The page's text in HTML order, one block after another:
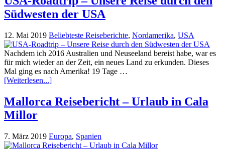
Südwesten der USA
12. Mai 2019 Beliebteste Reiseberichte, Nordamerika, USA
Nachdem ich 2016 Australien und Neuseeland bereist habe, war es
für mich wieder an der Zeit, ein neues Land zu erkunden. Dieses
Mal ging es nach Amerika! 19 Tage …
[Weiterlesen...]
Mallorca Reisebericht – Urlaub in Cala
Millor
7. März 2019 Europa, Spanien